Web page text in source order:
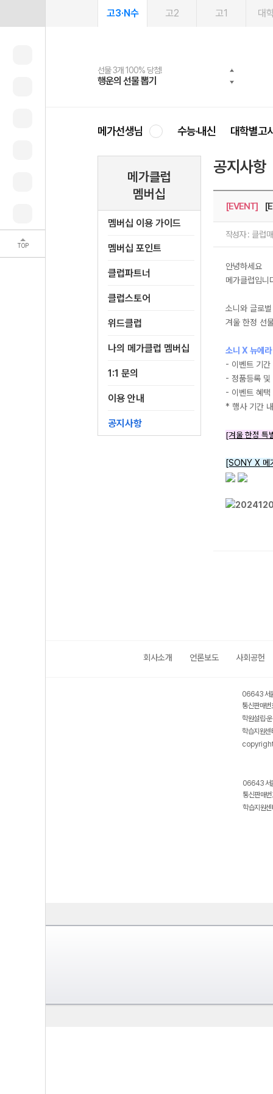
TOP
고3·N수 고2 고1 대
선물 3개 100% 당첨!
행운의 선물 뽑기
선물 100% 증정!
메가스터디 X 올리브
여름방학 스터디 캐시백
메가런 썸머스쿨
2027 러셀 단과
강사 공개선발
스마트러닝앱
설문 EVENT
메가패스
3일 무료 체험권
메가패스 수강생 무료혜택!
메가클럽 멤버십
사회공헌 캠페인
희망이룸 메가나눔
메가선생님 수능·내신 대학별고
메가클럽
멤버십
멤버십 이용 가이드
멤버십 포인트
클럽파트너
클럽스토어
위드클럽
나의 메가클럽 멤버십
1:1 문의
이용 안내
공지사항
공지사항
[EVENT]
작성자 : 클럽
안녕하세요
메가클럽입니
소니와 글로
겨울 한정 선
소니 X 뉴에
- 이벤트 기
- 정품등록
- 이벤트 혜택
* 행사 기간
[겨울 한정 특
[SONY X 메
회사소개 언론보도 사회공헌
06643 서
통신판매
학원설립·
학습지원
06643 서
통신판매
학습지원